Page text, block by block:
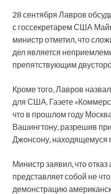
28 сентября Лавров
с госсекретарем США
министр отметил, что
дел является
препятствующим
Кроме того, Лавров
для США. Газете
что в прошлом году
Вашингтону, разрешив
Джонсону, находящемуся
Министр заявил, что
представляет собой не
демонстрацию